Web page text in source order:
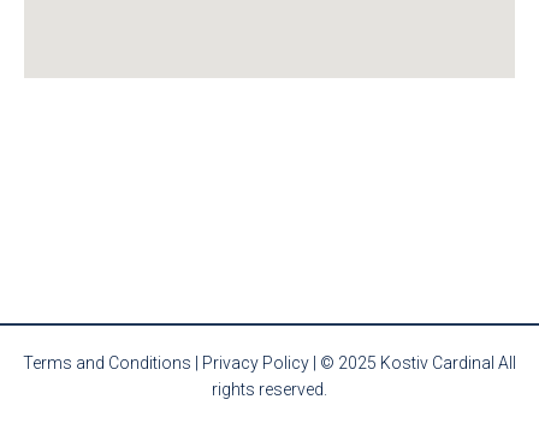
Terms and Conditions Privacy Policy
| © 2025 Kostiv Cardinal All
rights reserved.